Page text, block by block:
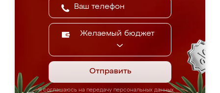
Желаемый бюджет
Отправить
Я соглашаюсь на передачу персональных данных